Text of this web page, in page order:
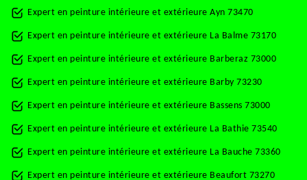
Expert en peinture intérieure et extérieure Ayn 73470
Expert en peinture intérieure et extérieure La Balme 73170
Expert en peinture intérieure et extérieure Barberaz 73000
Expert en peinture intérieure et extérieure Barby 73230
Expert en peinture intérieure et extérieure Bassens 73000
Expert en peinture intérieure et extérieure La Bathie 73540
Expert en peinture intérieure et extérieure La Bauche 73360
Expert en peinture intérieure et extérieure Beaufort 73270